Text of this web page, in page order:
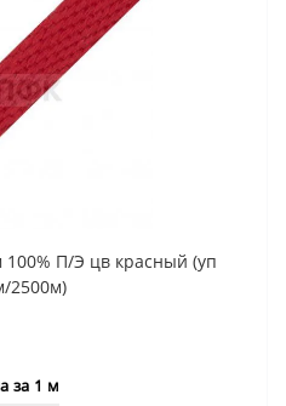
П/Э цв красный (уп
2500м)
за 1 м